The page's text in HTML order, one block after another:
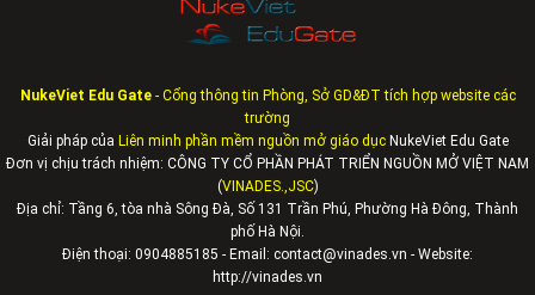
NukeViet Edu Gate- Cổng thông tin Phòng, Sở GD&ĐT tích hợp website các
trường
Giải pháp của Liên minh phần mềm nguồn mở giáo dục NukeViet Edu Gate
Đơn vị chịu trách nhiệm: CÔNG TY CỔ PHẦN PHÁT TRIỂN NGUỒN MỞ VIỆT NAM
(VINADES.,JSC)
Địa chỉ: Tầng 6, tòa nhà Sông Đà, Số 131 Trần Phú, Phường Hà Đông, Thành
phố Hà Nội.
Điện thoại: 0904885185 - Email: contact@vinades.vn - Website:
http://vinades.vn